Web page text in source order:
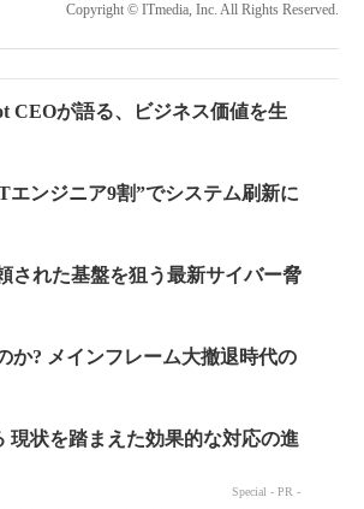
Copyright © ITmedia, Inc. All Rights Reserved.